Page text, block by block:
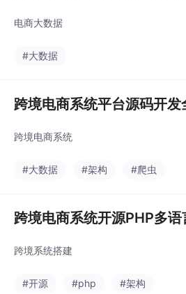
电商大数据
#大数据
跨境电商系统平台源码开发
跨境电商系统
#大数据 #架构 #爬虫
跨境电商系统开源PHP多语
跨境系统搭建
#开源 #php #架构